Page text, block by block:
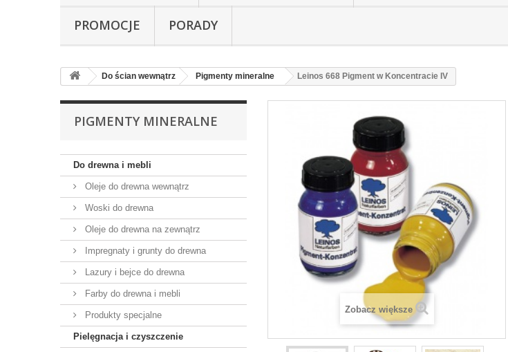
PROMOCJE PORADY
Do ścian wewnątrz Pigmenty mineralne Leinos 668 Pigment w Koncentracie IV
PIGMENTY MINERALNE
Do drewna i mebli
Oleje do drewna wewnątrz
Woski do drewna
Oleje do drewna na zewnątrz
Impregnaty i grunty do drewna
Lazury i bejce do drewna
Farby do drewna i mebli
Produkty specjalne
Pielęgnacja i czyszczenie
Zobacz większe